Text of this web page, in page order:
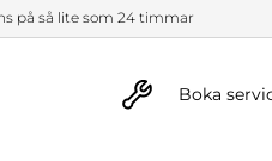
på så lite som 24 timmar
Boka